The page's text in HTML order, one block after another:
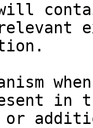
will
in